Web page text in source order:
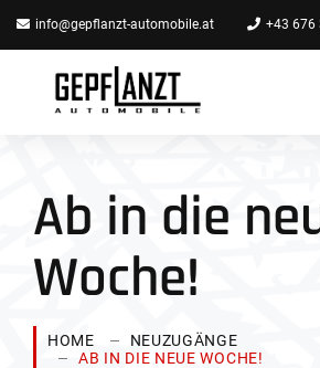
info@gepflanzt-automobile.at +43 676
Ab in die
Woche!
HOME
NEUZUGÄNGE
AB IN DIE NEUE WOCHE!